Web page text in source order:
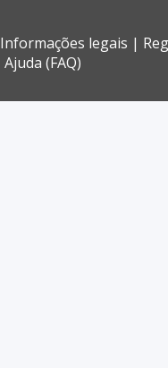
Informações legais
Ajuda (FAQ)